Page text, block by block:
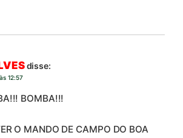
disse:
12:57
BOMBA!!!
O MANDO DE CAMPO DO BOA